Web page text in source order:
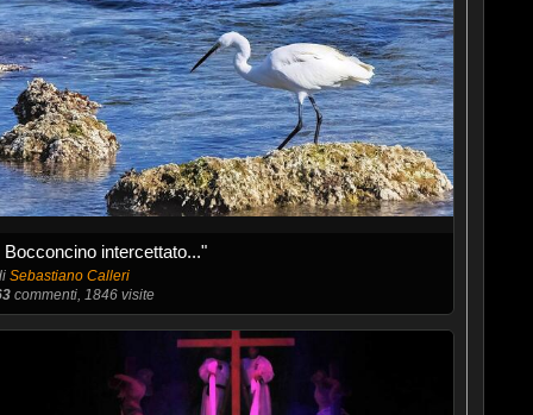
Bocconcino intercettato..."
Sebastiano Calleri
commenti, 1846 visite